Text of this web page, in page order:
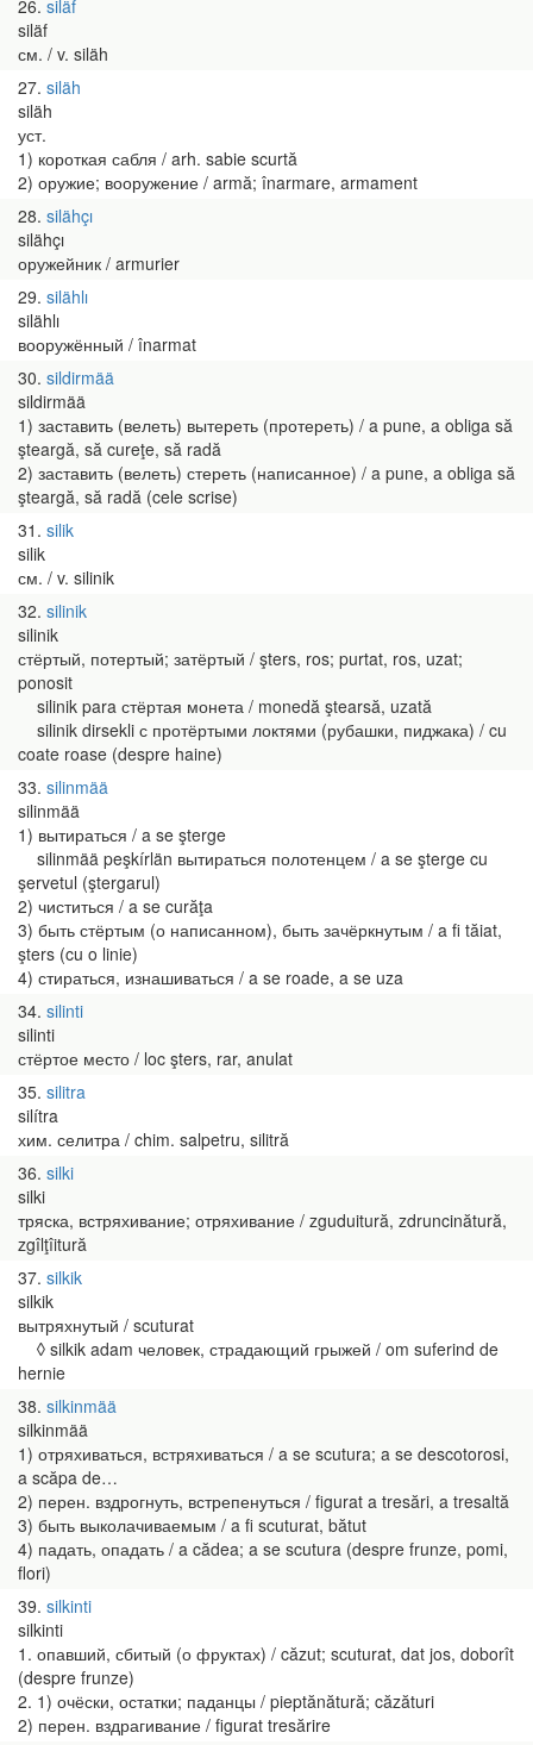
26 siläf
siläf
см. / v. siläh
27 siläh
siläh
уст.
1) короткая сабля / arh. sabie scurtă
2) оружие; вооружение / armă; înarmare, armament
28 silähçı
silähçı
оружейник / armurier
29 silählı
silählı
вооружённый / înarmat
30 sildirmää
sildirmää
1) заставить (велеть) вытереть (протереть) / a pune, a obliga să
şteargă, să cureţe, să radă
2) заставить (велеть) стереть (написанное) / a pune, a obliga să
şteargă, să radă (cele scrise)
31 silik
silik
см. / v. silinik
32 silinik
silinik
стёртый, потертый; затёртый / şters, ros; purtat, ros, uzat;
ponosit
silinik para стёртая монета / monedă ştearsă, uzată
silinik dirsekli с протёртыми локтями (рубашки, пиджака) / cu
coate roase (despre haine)
33 silinmää
silinmää
1) вытираться / a se şterge
silinmää peşkírlän вытираться полотенцем / a se şterge cu
şervetul (ştergarul)
2) чиститься / a se curăţa
3) быть стёртым (о написанном), быть зачёркнутым / a fi tăiat,
şters (cu o linie)
4) стираться, изнашиваться / a se roade, a se uza
34 silinti
silinti
стёртое место / loc şters, rar, anulat
35 silitra
silítra
хим. селитра / chim. salpetru, silitră
36 silki
silki
тряска, встряхивание; отряхивание / zguduitură, zdruncinătură,
zgîlţîitură
37 silkik
silkik
вытряхнутый / scuturat
◊ silkik adam человек, страдающий грыжей / om suferind de
hernie
38 silkinmää
silkinmää
1) отряхиваться, встряхиваться / a se scutura; a se descotorosi,
a scăpa de…
2) перен. вздрогнуть, встрепенуться / figurat a tresări, a tresaltă
3) быть выколачиваемым / a fi scuturat, bătut
4) падать, опадать / a cădea; a se scutura (despre frunze, pomi,
flori)
39 silkinti
silkinti
1. опавший, сбитый (о фруктах) / căzut; scuturat, dat jos, doborît
(despre frunze)
2. 1) очёски, остатки; паданцы / pieptănătură; căzături
2) перен. вздрагивание / figurat tresărire